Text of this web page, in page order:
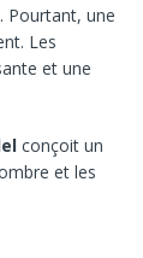
Pourtant, une
Les
et une
conçoit un
et les